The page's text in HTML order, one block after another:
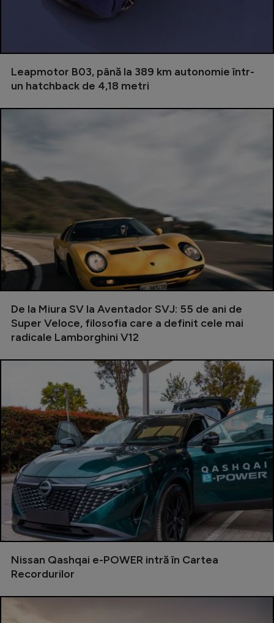
Serie A
Campionate
Tenis
Handbal
Natație
Formula 1
Gimnastică
Rugby
Ciclism
Alte sporturi
JO 2024
JO 2026
Creează cont
Leapmotor B03, până la 389 km autonomie într-
un hatchback de 4,18 metri
De la Miura SV la Aventador SVJ: 55 de ani de
Super Veloce, filosofia care a definit cele mai
radicale Lamborghini V12
Nissan Qashqai e-POWER intră în Cartea
Recordurilor